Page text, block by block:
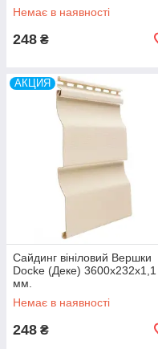
Немає в наявності
248 ₴
АКЦИЯ
Сайдинг вініловий Вершки
Docke (Деке) 3600х232х1,1
мм.
Немає в наявності
248 ₴